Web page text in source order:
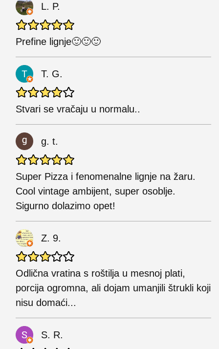
L. P.
Prefine lignje🙂🙂🙂
T. G.
Stvari se vračaju u normalu..
g. t.
Super Pizza i fenomenalne lignje na žaru.
Cool vintage ambijent, super osoblje.
Sigurno dolazimo opet!
Z. 9.
Odlična vratina s roštilja u mesnoj plati,
porcija ogromna, ali dojam umanjili štrukli koji
nisu domaći...
S. R.